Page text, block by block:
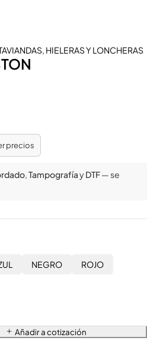
, HIELERAS Y LONCHERAS
precios
,TampografíayDTF— se
NEGRO ROJO
Añadir a cotización